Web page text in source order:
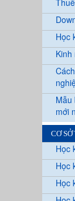
Học
Kinh
Mẫu
mới
CƠ
Học
Học
Học